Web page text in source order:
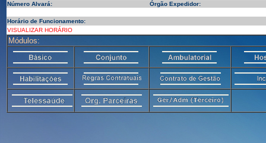
Número Alvará:
Órgão Expedidor:
Horário de Funcionamento:
VISUALIZAR HORÁRIO
Módulos: